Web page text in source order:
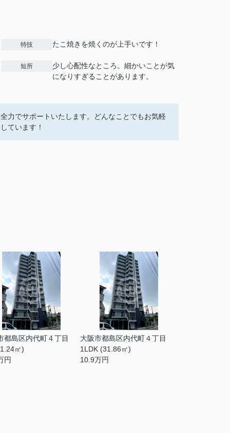
特技 たこ焼きを焼くのが上手いです！
短所
少し心配性なところ。細かいことが気
になりすぎることがあります。
力でサポートいたします。どんなことでもお気軽
ています！
都島区内代町４丁目
㎡)
円
大阪市都島区内代町４丁目
1LDK (31.86㎡)
10.9万円